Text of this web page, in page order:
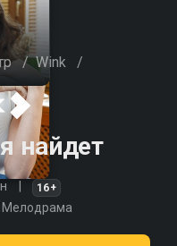
/ Wink /
найдет
16+
Мелодрама